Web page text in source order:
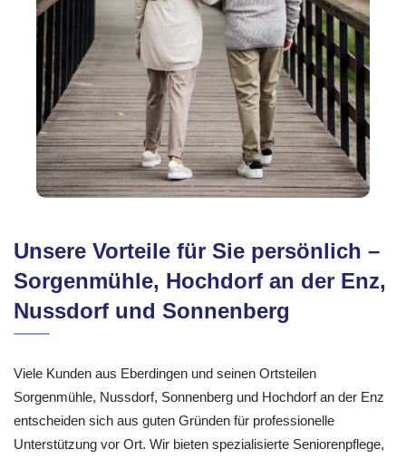
Unsere Vorteile für Sie persönlich –
Sorgenmühle, Hochdorf an der Enz,
Nussdorf und Sonnenberg
Viele Kunden aus Eberdingen und seinen Ortsteilen
Sorgenmühle, Nussdorf, Sonnenberg und Hochdorf an der Enz
entscheiden sich aus guten Gründen für professionelle
Unterstützung vor Ort. Wir bieten spezialisierte Seniorenpflege,